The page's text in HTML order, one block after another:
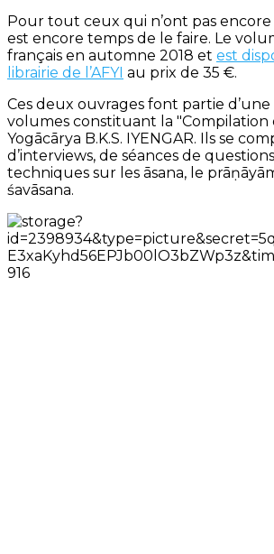
Pour tout ceux qui n’ont pas encore
est encore temps de le faire. Le
français en automne 2018 et est
librairie de l’AFYI au prix de 35 €.
Ces deux ouvrages font partie
volumes constituant la "Compilation
Yogācārya B.K.S. IYENGAR. Ils se
d’interviews, de séances de
techniques sur les āsana, le
śavāsana.